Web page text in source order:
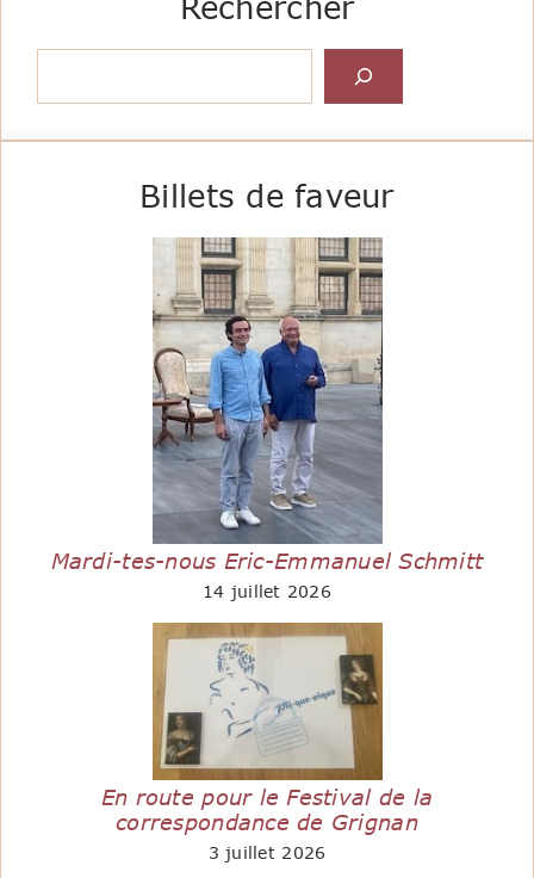
Billets de faveur
Mardi-tes-nous Eric-Emmanuel Schmitt
14 juillet 2026
En route pour le Festival de la
correspondance de Grignan
3 juillet 2026